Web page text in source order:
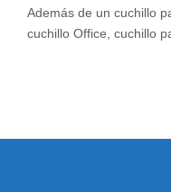
Además de un cuchillo
cuchillo Office, cuchillo